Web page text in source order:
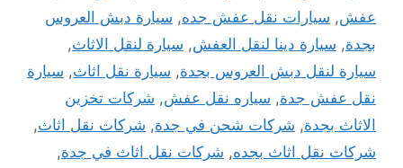
عفش, سيارات نقل عفش جده, سيارة دبش العروس
بجدة, سيارة دينا لنقل العفش, سيارة لنقل الاثاث,
سيارة لنقل دبش العروس بجدة, سيارة نقل اثاث, سيارة
نقل عفش جدة, سياره نقل عفش, شركات تخزين
الاثاث بجدة, شركات شحن في جدة, شركات نقل اثاث,
شركات نقل اثاث بجده, شركات نقل اثاث في جدة,